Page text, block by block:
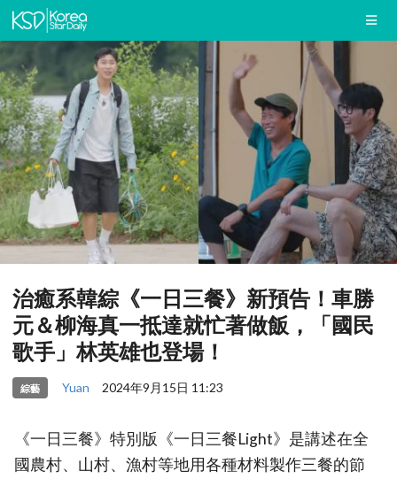
治癒系韓綜《一日三餐》新預告！車勝
元＆柳海真一抵達就忙著做飯，「國民
歌手」林英雄也登場！
綜藝 Yuan 2024年9月15日 11:23
《一日三餐》特別版《一日三餐Light》是講述在全
國農村、山村、漁村等地用各種材料製作三餐的節